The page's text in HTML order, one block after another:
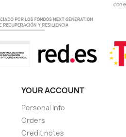
con
YOUR ACCOUNT
Personal info
Orders
Credit notes